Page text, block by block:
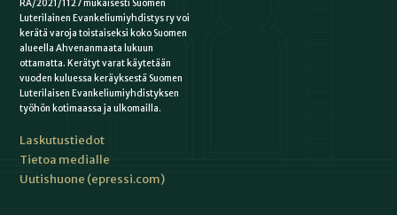
RA/2021/1127 mukaisesti Suomen
Luterilainen Evankeliumiyhdistys ry voi
kerätä varoja toistaiseksi koko Suomen
alueella Ahvenanmaata lukuun
ottamatta. Kerätyt varat käytetään
vuoden kuluessa keräyksestä Suomen
Luterilaisen Evankeliumiyhdistyksen
työhön kotimaassa ja ulkomailla.
Laskutustiedot
Tietoa medialle
Uutishuone (epressi.com)